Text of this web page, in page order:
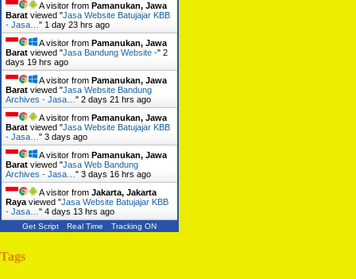
A visitor from Pamanukan, Jawa
Barat viewed "Jasa Website Batujajar KBB
- Jasa…" 1 day 23 hrs ago
A visitor from Pamanukan, Jawa
Barat viewed "Jasa Bandung Website -" 2
days 19 hrs ago
A visitor from Pamanukan, Jawa
Barat viewed "Jasa Website Bandung
Archives - Jasa…" 2 days 21 hrs ago
A visitor from Pamanukan, Jawa
Barat viewed "Jasa Website Batujajar KBB
- Jasa…" 3 days ago
A visitor from Pamanukan, Jawa
Barat viewed "Jasa Web Bandung
Archives - Jasa…" 3 days 16 hrs ago
A visitor from Jakarta, Jakarta
Rayaviewed "Jasa Website Batujajar KBB
- Jasa…" 4 days 13 hrs ago
Get Script Real Time Tracking ON
Tags